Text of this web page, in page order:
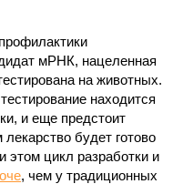
мРНК, нацеленная
на животных.
находится
и еще предстоит
будет готово
этом цикл разработки и
, чем у традиционных